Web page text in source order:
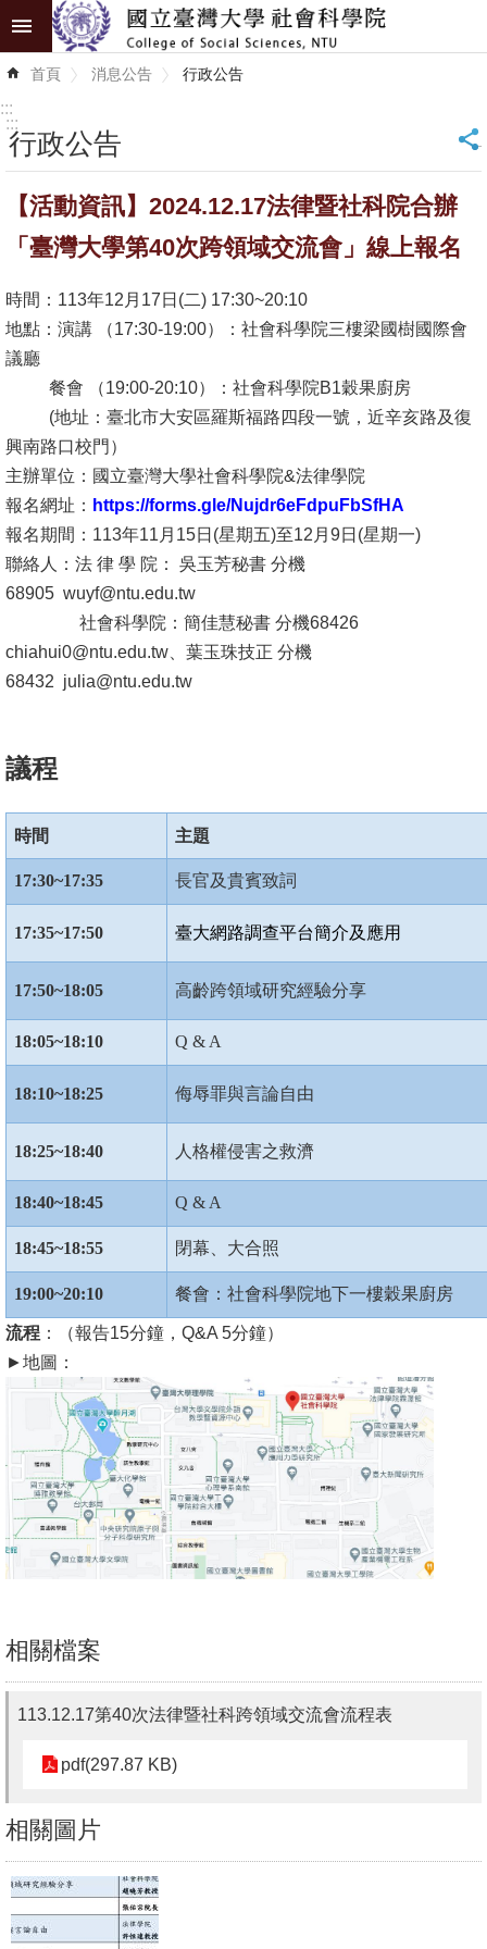
跳到主要內容區塊
進
階
識
學
學
術
研
究
消
息
公
國
際
高
深
耕
辦
法
及
文
件
心
輔
學
教
研
資
圖
書
館
臺
大
網
站
導
首頁 消息公告 行政公告
:::
:::
行政公告 _
【活動資訊】2024.12.17法律暨社科院合辦
「臺灣大學第40次跨領域交流會」線上報名
時間：113年12月17日(二) 17:30~20:10
地點：演講 （17:30-19:00）：社會科學院三樓梁國樹國際會
議廳
餐會 （19:00-20:10）：社會科學院B1穀果廚房
(地址：臺北市大安區羅斯福路四段一號，近辛亥路及復
興南路口校門）
主辦單位：國立臺灣大學社會科學院&法律學院
報名網址： https://forms.gle/Nujdr6eFdpuFbSfHA
報名期間：113年11月15日(星期五)至12月9日(星期一)
聯絡人：法 律 學 院： 吳玉芳秘書 分機
68905 wuyf@ntu.edu.tw
社會科學院：簡佳慧秘書 分機68426
chiahui0@ntu.edu.tw 、葉玉珠技正 分機
68432 julia@ntu.edu.tw
議程
時間 主題
17:30~17:35 長官及貴賓致詞
17:35~17:50 臺大網路調查平台簡介及應用
17:50~18:05 高齡跨領域研究經驗分享
18:05~18:10 Q & A
18:10~18:25 侮辱罪與言論自由
18:25~18:40 人格權侵害之救濟
18:40~18:45 Q & A
18:45~18:55 閉幕、大合照
19:00~20:10 餐會：社會科學院地下一樓穀果廚房
流程 ：（報告15分鐘，Q&A 5分鐘）
►地圖：
相關檔案
113.12.17第40次法律暨社科跨領域交流會流程表
pdf(297.87 KB)
相關圖片